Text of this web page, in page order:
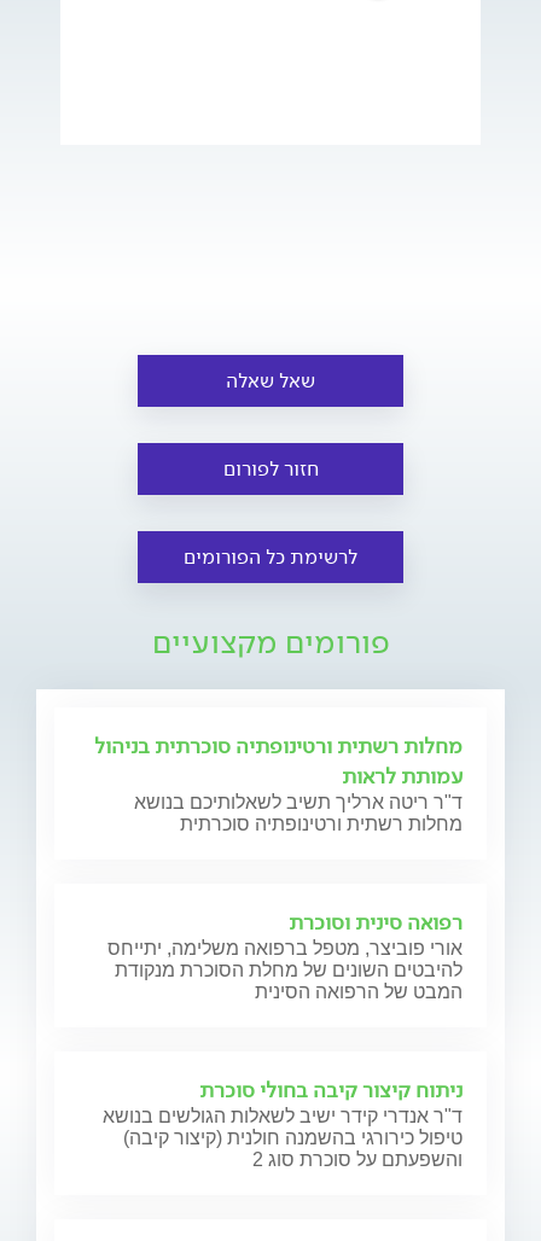
שאל שאלה
חזור לפורום
לרשימת כל הפורומים
פורומים מקצועיים
מחלות רשתית ורטינופתיה סוכרתית בניהול
עמותת לראות
ד"ר ריטה ארליך תשיב לשאלותיכם בנושא
מחלות רשתית ורטינופתיה סוכרתית
רפואה סינית וסוכרת
אורי פוביצר, מטפל ברפואה משלימה, יתייחס
להיבטים השונים של מחלת הסוכרת מנקודת
המבט של הרפואה הסינית
ניתוח קיצור קיבה בחולי סוכרת
ד"ר אנדרי קידר ישיב לשאלות הגולשים בנושא
טיפול כירורגי בהשמנה חולנית (קיצור קיבה)
והשפעתם על סוכרת סוג 2